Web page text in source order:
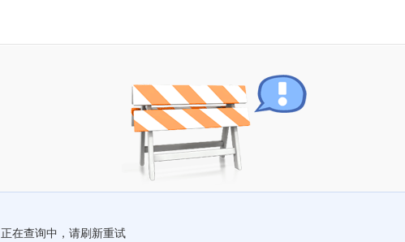
正在查询中，请刷新重试